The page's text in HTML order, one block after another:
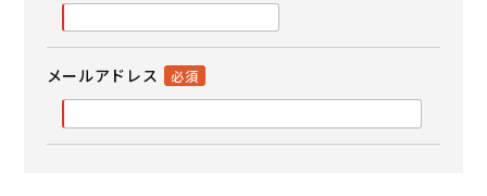
メールアドレス